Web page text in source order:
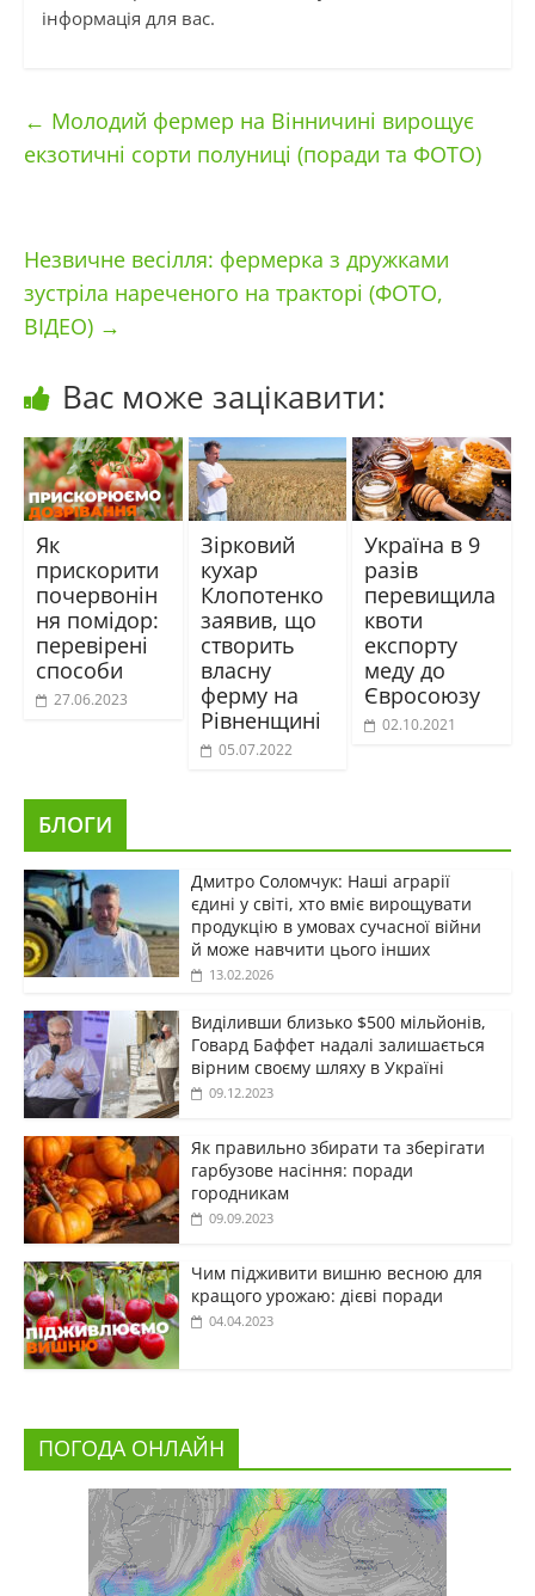
інформація для вас.
← Молодий фермер на Вінничині вирощує
екзотичні сорти полуниці (поради та ФОТО)
Незвичне весілля: фермерка з дружками
зустріла нареченого на тракторі (ФОТО,
ВІДЕО) →
Вас може зацікавити:
Як
прискорити
почервонін
ня помідор:
перевірені
способи
27.06.2023
Зірковий
кухар
Клопотенко
заявив, що
створить
власну
ферму на
Рівненщині
05.07.2022
Україна в 9
разів
перевищила
квоти
експорту
меду до
Євросоюзу
02.10.2021
БЛОГИ
Дмитро Соломчук: Наші аграрії
єдині у світі, хто вміє вирощувати
продукцію в умовах сучасної війни
й може навчити цього інших
13.02.2026
Виділивши близько $500 мільйонів,
Говард Баффет надалі залишається
вірним своєму шляху в Україні
09.12.2023
Як правильно збирати та зберігати
гарбузове насіння: поради
городникам
09.09.2023
Чим підживити вишню весною для
кращого урожаю: дієві поради
04.04.2023
ПОГОДА ОНЛАЙН